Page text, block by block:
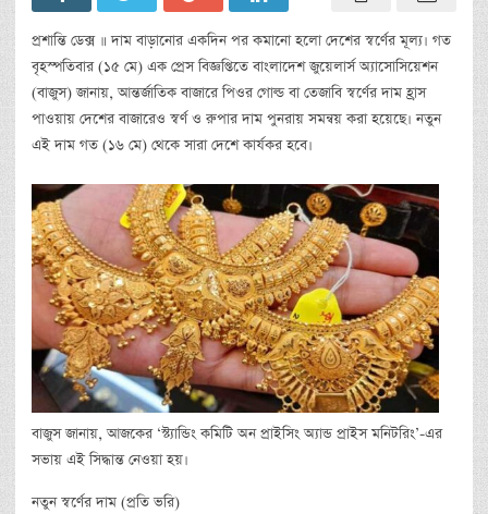
প্রশান্তি ডেক্স ॥ দাম বাড়ানোর একদিন পর কমানো হলো দেশের স্বর্ণের মূল্য। গত
বৃহস্পতিবার (১৫ মে) এক প্রেস বিজ্ঞপ্তিতে বাংলাদেশ জুয়েলার্স অ্যাসোসিয়েশন
(বাজুস) জানায়, আন্তর্জাতিক বাজারে পিওর গোল্ড বা তেজাবি স্বর্ণের দাম হ্রাস
পাওয়ায় দেশের বাজারেও স্বর্ণ ও রুপার দাম পুনরায় সমন্বয় করা হয়েছে। নতুন
এই দাম গত (১৬ মে) থেকে সারা দেশে কার্যকর হবে।
বাজুস জানায়, আজকের ‘স্ট্যান্ডিং কমিটি অন প্রাইসিং অ্যান্ড প্রাইস মনিটরিং’-এর
সভায় এই সিদ্ধান্ত নেওয়া হয়।
নতুন স্বর্ণের দাম (প্রতি ভরি)